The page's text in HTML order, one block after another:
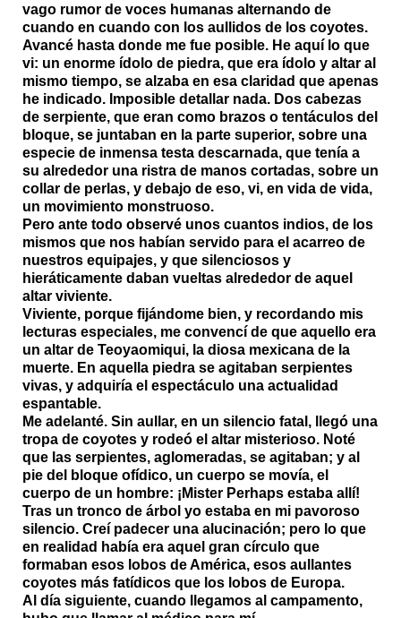
vago rumor de voces humanas alternando de
cuando en cuando con los aullidos de los coyotes.
Avancé hasta donde me fue posible. He aquí lo que
vi: un enorme ídolo de piedra, que era ídolo y altar al
mismo tiempo, se alzaba en esa claridad que apenas
he indicado. Imposible detallar nada. Dos cabezas
de serpiente, que eran como brazos o tentáculos del
bloque, se juntaban en la parte superior, sobre una
especie de inmensa testa descarnada, que tenía a
su alrededor una ristra de manos cortadas, sobre un
collar de perlas, y debajo de eso, vi, en vida de vida,
un movimiento monstruoso.
Pero ante todo observé unos cuantos indios, de los
mismos que nos habían servido para el acarreo de
nuestros equipajes, y que silenciosos y
hieráticamente daban vueltas alrededor de aquel
altar viviente.
Viviente, porque fijándome bien, y recordando mis
lecturas especiales, me convencí de que aquello era
un altar de Teoyaomiqui, la diosa mexicana de la
muerte. En aquella piedra se agitaban serpientes
vivas, y adquiría el espectáculo una actualidad
espantable.
Me adelanté. Sin aullar, en un silencio fatal, llegó una
tropa de coyotes y rodeó el altar misterioso. Noté
que las serpientes, aglomeradas, se agitaban; y al
pie del bloque ofídico, un cuerpo se movía, el
cuerpo de un hombre: ¡Mister Perhaps estaba allí!
Tras un tronco de árbol yo estaba en mi pavoroso
silencio. Creí padecer una alucinación; pero lo que
en realidad había era aquel gran círculo que
formaban esos lobos de América, esos aullantes
coyotes más fatídicos que los lobos de Europa.
Al día siguiente, cuando llegamos al campamento,